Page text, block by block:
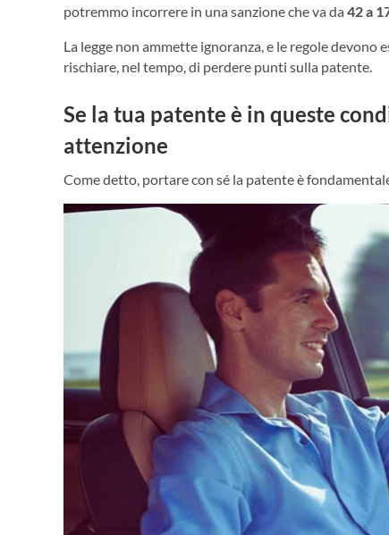
potremmo incorrere in una sanzione che va da 42 a
La legge non ammette ignoranza, e le regole
rischiare, nel tempo, di perdere punti sulla patente.
Se la tua patente è in queste
attenzione
Come detto, portare con sé la patente è